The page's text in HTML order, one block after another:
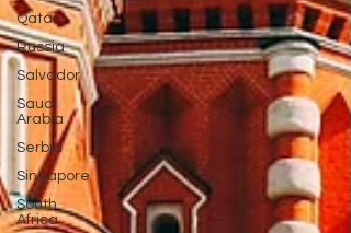
Qatar
Russia
Salvador
Saudi
Arabia
Serbia
Singapore
South
Africa